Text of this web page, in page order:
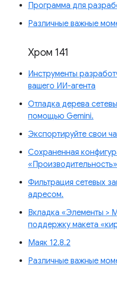
Программа для
Различные важные
Хром 141
Инструменты
вашего ИИ-агента
Отладка дерева
помощью Gemini.
Экспортируйте свои
Сохраненная
Фильтрация сетевых
адресом.
Вкладка «Элементы >
поддержку макета
Маяк 12.8.2
Различные важные